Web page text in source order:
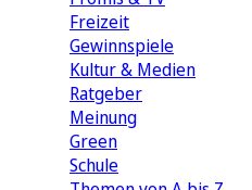
Freizeit
Gewinnspiele
Kultur & Medien
Ratgeber
Meinung
Green
Schule